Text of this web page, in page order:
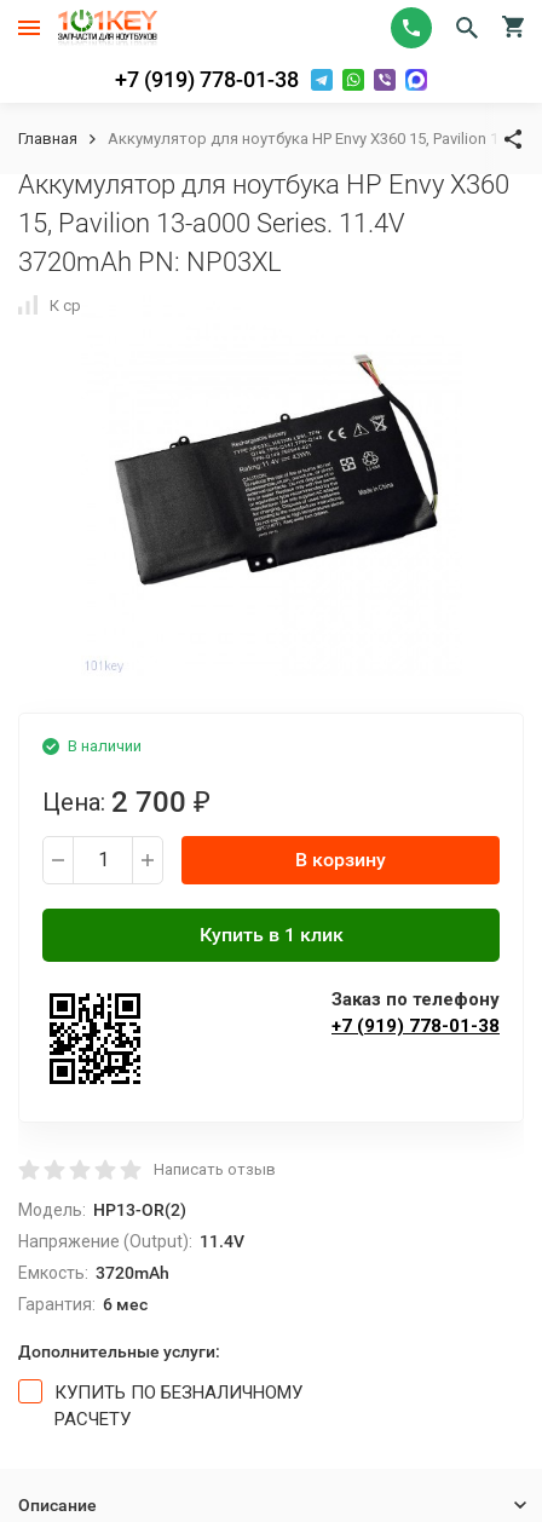
+7 (919) 778-01-38
Главная Аккумулятор для ноутбука HP Envy X360 15, Pavilion 13-
Аккумулятор для ноутбука HP Envy X360
15, Pavilion 13-a000 Series. 11.4V
3720mAh PN: NP03XL
К сравнению
В наличии
Цена: 2 700 ₽
В корзину
Заказ по телефону
+7 (919) 778-01-38
Написать отзыв
Модель: HP13-OR(2)
Напряжение (Output): 11.4V
Емкость: 3720mAh
Гарантия: 6 мес
Дополнительные услуги:
КУПИТЬ ПО БЕЗНАЛИЧНОМУ
РАСЧЕТУ
Описание